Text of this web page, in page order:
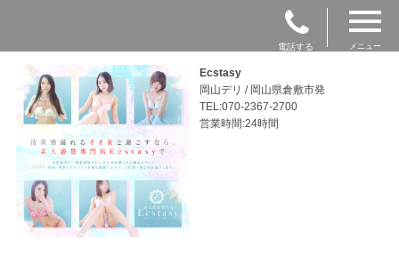
電話する メニュー
Ecstasy
岡山デリ / 岡山県倉敷市発
TEL:070-2367-2700
営業時間:24時間